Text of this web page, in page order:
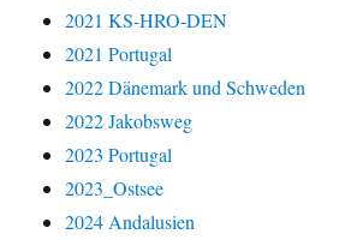
2021 KS-HRO-DEN
2021 Portugal
2022 Dänemark und Schweden
2022 Jakobsweg
2023 Portugal
2023_Ostsee
2024 Andalusien